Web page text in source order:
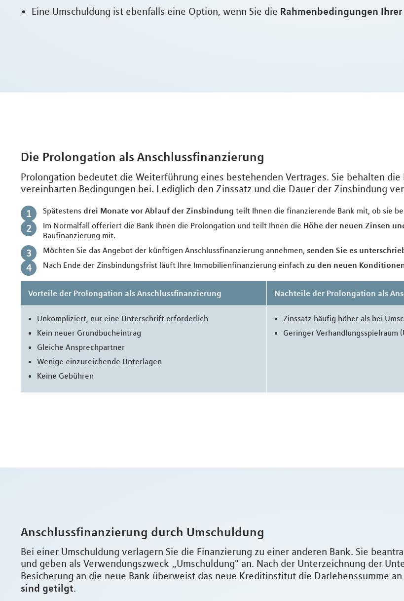
Eine Umschuldung ist ebenfalls eine Option, wenn Sie die Rahmenbedingungen
Die Prolongation als Anschlussfinanzierung
Prolongation bedeutet die Weiterführung eines bestehenden Vertrages. Sie behalten
vereinbarten Bedingungen bei. Lediglich den Zinssatz und die Dauer der Zinsbindung
Spätestens drei Monate vor Ablauf der Zinsbindung teilt Ihnen die finanzierende Bank mit, ob sie
Im Normalfall offeriert die Bank Ihnen die Prolongation und teilt Ihnen die Höhe der neuen Zinsen
Baufinanzierung mit.
Möchten Sie das Angebot der künftigen Anschlussfinanzierung annehmen, senden Sie es
Nach Ende der Zinsbindungsfrist läuft Ihre Immobilienfinanzierung einfach zu den neuen
Vorteile der Prolongation als Anschlussfinanzierung Nachteile der Prolongation als
Unkompliziert, nur eine Unterschrift erforderlich
Kein neuer Grundbucheintrag
Gleiche Ansprechpartner
Wenige einzureichende Unterlagen
Keine Gebühren
Zinssatz häufig höher als bei
Geringer Verhandlungsspielraum
Anschlussfinanzierung durch Umschuldung
Bei einer Umschuldung verlagern Sie die Finanzierung zu einer anderen Bank. Sie
und geben als Verwendungszweck „Umschuldung" an. Nach der Unterzeichnung der
Besicherung an die neue Bank überweist das neue Kreditinstitut die Darlehenssumme
sind getilgt.